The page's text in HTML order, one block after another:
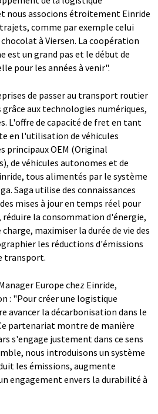
nous associons étroitement Einride
comme par exemple celui
à Viersen. La coopération
est un grand pas et le début de
pour les années à venir".
de passer au transport routier
aux technologies numériques,
L'offre de capacité de fret en tant
en l'utilisation de véhicules
principaux OEM (Original
de véhicules autonomes et de
tous alimentés par le système
Saga utilise des connaissances
mises à jour en temps réel pour
la consommation d'énergie,
maximiser la durée de vie des
les réductions d'émissions
transport.
Europe chez Einride,
: "Pour créer une logistique
avancer la décarbonisation dans le
partenariat montre de manière
s'engage justement dans ce sens
nous introduisons un système
les émissions, augmente
engagement envers la durabilité à